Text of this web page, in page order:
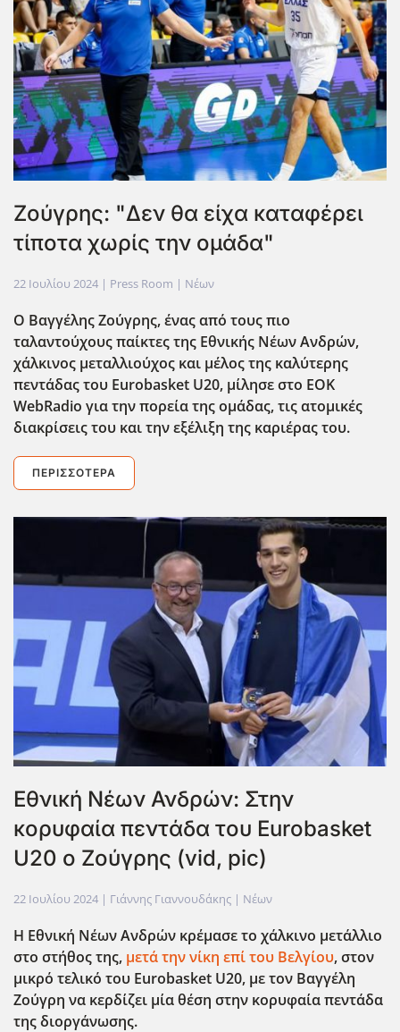
Ζούγρης: "Δεν θα είχα καταφέρει
τίποτα χωρίς την ομάδα"
22 Ιουλίου 2024 | Press Room | Νέων
Ο Βαγγέλης Ζούγρης, ένας από τους πιο
ταλαντούχους παίκτες της Εθνικής Νέων Ανδρών,
χάλκινος μεταλλιούχος και μέλος της καλύτερης
πεντάδας του Eurobasket U20, μίλησε στο EOK
WebRadio για την πορεία της ομάδας, τις ατομικές
διακρίσεις του και την εξέλιξη της καριέρας του.
ΠΕΡΙΣΣΌΤΕΡΑ
Εθνική Νέων Ανδρών: Στην
κορυφαία πεντάδα του Eurobasket
U20 ο Ζούγρης (vid, pic)
22 Ιουλίου 2024 | Γιάννης Γιαννουδάκης | Νέων
Η Εθνική Νέων Ανδρών κρέμασε το χάλκινο μετάλλιο
στο στήθος της, μετά την νίκη επί του Βελγίου, στον
μικρό τελικό του Eurobasket U20, με τον Βαγγέλη
Ζούγρη να κερδίζει μία θέση στην κορυφαία πεντάδα
της διοργάνωσης.